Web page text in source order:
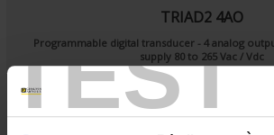
TEST
TRIAD2 4AO
Programmable digital transducer - 4 analog
supply 80 to 265 Vac / Vdc